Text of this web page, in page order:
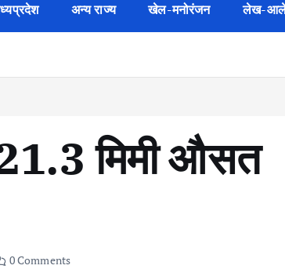
अन्य राज्य खेल-मनोरंजन लेख-
मिमी औसत
0 Comments